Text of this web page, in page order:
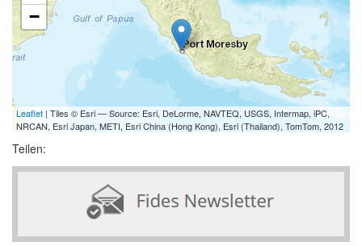
−
Leaflet | Tiles © Esri — Source: Esri, DeLorme, NAVTEQ, USGS, Intermap, iPC,
NRCAN, Esri Japan, METI, Esri China (Hong Kong), Esri (Thailand), TomTom, 2012
Teilen: